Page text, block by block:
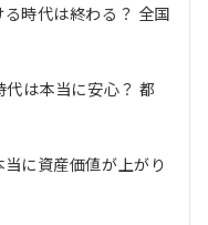
時代は終わる？ 全国
は本当に安心？ 都
当に資産価値が上がり